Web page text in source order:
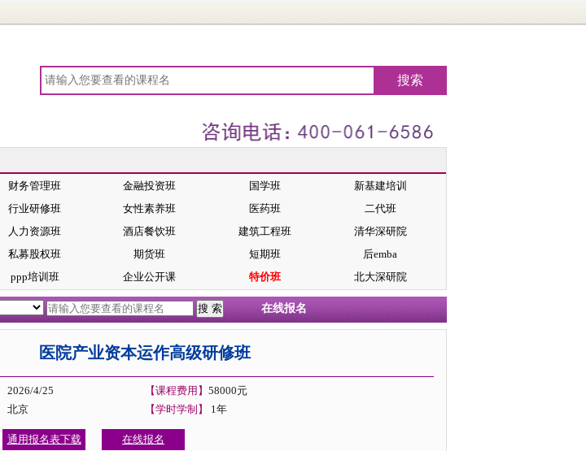
财务管理班 金融投资班 国学班
新基建培训
行业研修班 女性素养班 医药班
二代班
人力资源班 酒店餐饮班 建筑工程班
清华深研院
私募股权班 期货班 短期班
后emba
ppp培训班 企业公开课 特价班 北大深研院
在线报名
医院产业资本运作高级研修班
2026/4/25 【课程费用】 58000元
北京 【学时学制】 1年
通用报名表下载 在线报名